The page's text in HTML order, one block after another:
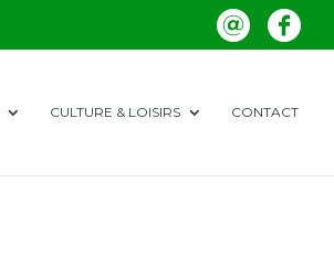
CULTURE & LOISIRS CONTACT